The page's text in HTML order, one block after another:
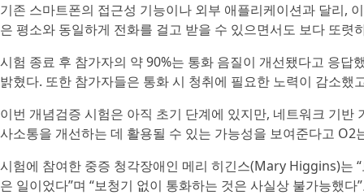
기존 스마트폰의 접근성 기능이나 외부 애플리케이션과 달리,
은 평소와 동일하게 전화를 걸고 받을 수 있으면서도 보다 또
시험 종료 후 참가자의 약 90%는 통화 음질이 개선됐다고 응
밝혔다. 또한 참가자들은 통화 시 청취에 필요한 노력이 감소
이번 개념검증 시험은 아직 초기 단계에 있지만, 네트워크 기
사소통을 개선하는 데 활용될 수 있는 가능성을 보여준다고 O2
시험에 참여한 중증 청각장애인 메리 히긴스(Mary Higgins)는
은 일이었다”며 “보청기 없이 통화하는 것은 사실상 불가능했